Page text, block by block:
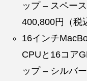
ップ – スペー
400,800円（税
16インチ
CPUと16コア
ップ – シルバー